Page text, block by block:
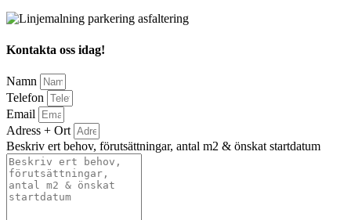
Kontakta oss idag!
Namn
Telefon
Email
Adress + Ort
Beskriv ert behov, förutsättningar, antal m2 & önskat startdatum